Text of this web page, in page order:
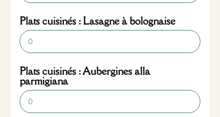
Plats cuisinés : Lasagne à bolognaise
Plats cuisinés : Aubergines alla
parmigiana